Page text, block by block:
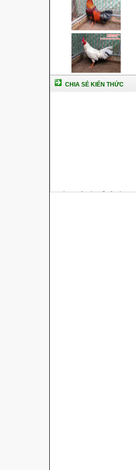
CHIA SẺ KIẾN THỨC
Cách nuôi gà đông tảo thuần